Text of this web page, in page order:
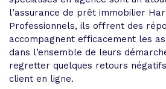
l’assurance de prêt immobilier
Professionnels, ils offrent des
accompagnent efficacement les
dans l’ensemble de leurs
regretter quelques retours
client en ligne.